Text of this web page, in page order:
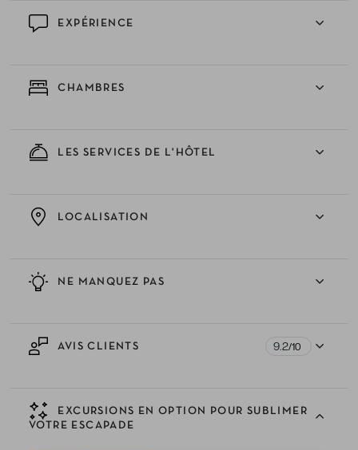
EXPÉRIENCE
CHAMBRES
LES SERVICES DE L'HÔTEL
NE MANQUEZ PAS
LOCALISATION
AVIS CLIENTS 9.2/10
EXCURSIONS EN OPTION POUR SUBLIMER
VOTRE ESCAPADE